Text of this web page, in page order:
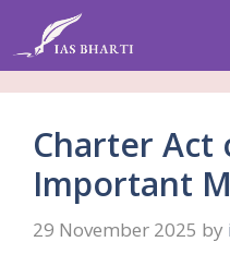
content
Charter Act
Important
29 November 2025 by